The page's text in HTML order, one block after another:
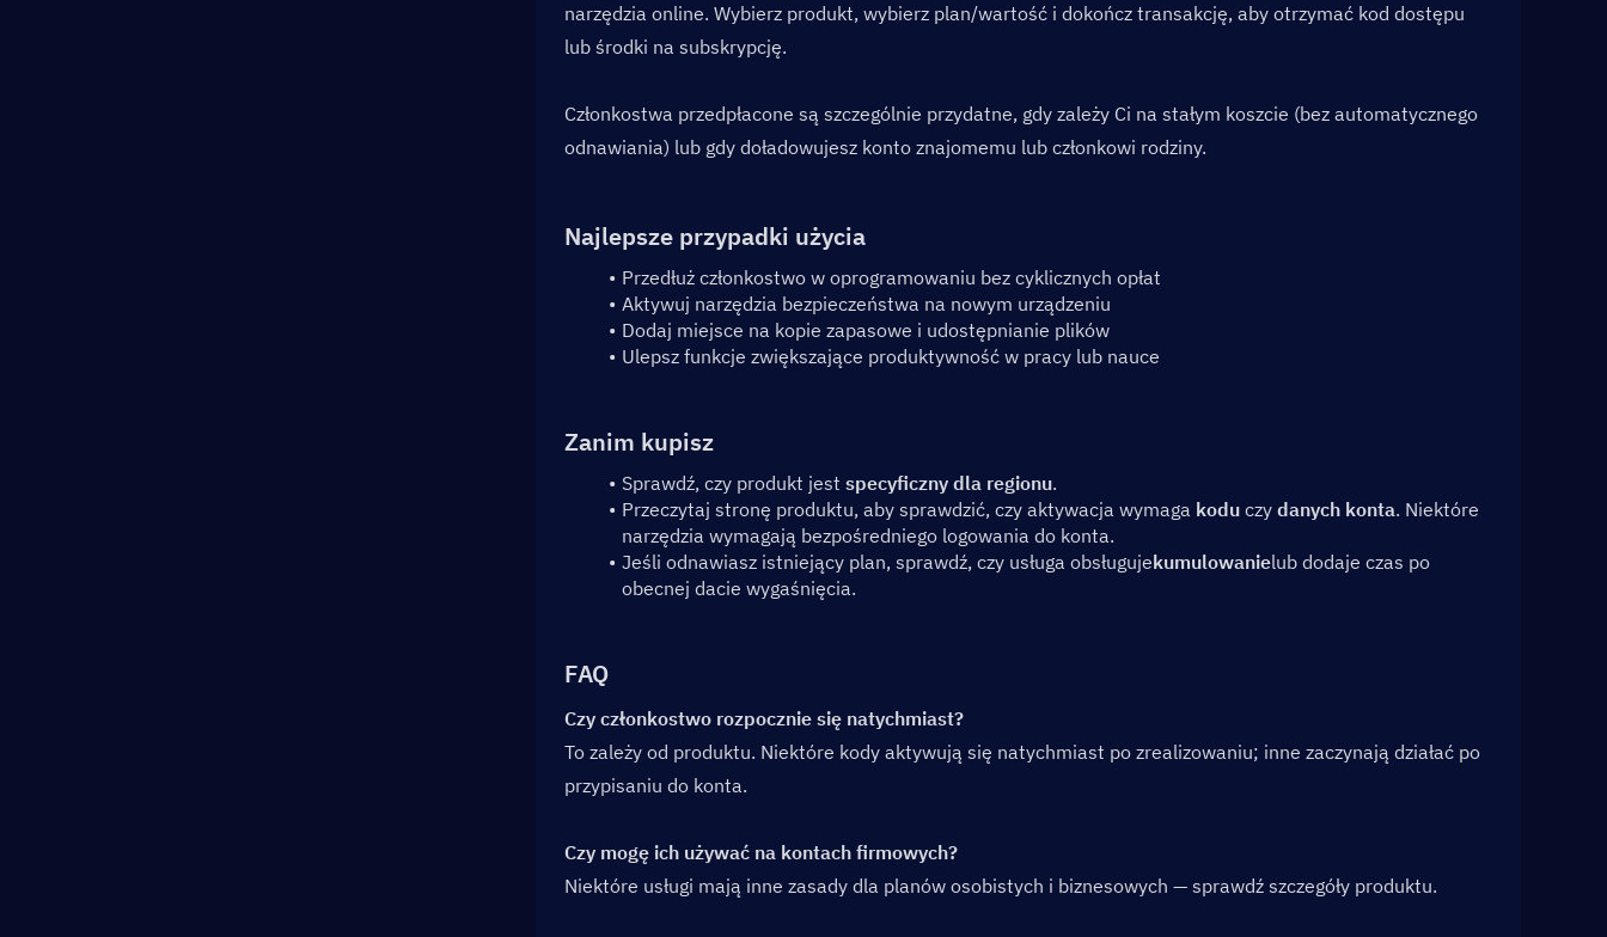
narzędzia online. Wybierz produkt, wybierz plan/wartość i dokończ transakcję, aby otrzymać kod dostępu
lub środki na subskrypcję.
Członkostwa przedpłacone są szczególnie przydatne, gdy zależy Ci na stałym koszcie (bez automatycznego
odnawiania) lub gdy doładowujesz konto znajomemu lub członkowi rodziny.
Najlepsze przypadki użycia
Przedłuż członkostwo w oprogramowaniu bez cyklicznych opłat
Aktywuj narzędzia bezpieczeństwa na nowym urządzeniu
Dodaj miejsce na kopie zapasowe i udostępnianie plików
Ulepsz funkcje zwiększające produktywność w pracy lub nauce
Zanim kupisz
Sprawdź, czy produkt jest specyficzny dla regionu.
Przeczytaj stronę produktu, aby sprawdzić, czy aktywacja wymaga kodu czy danych konta. Niektóre
narzędzia wymagają bezpośredniego logowania do konta.
Jeśli odnawiasz istniejący plan, sprawdź, czy usługa obsługujekumulowanielub dodaje czas po
obecnej dacie wygaśnięcia.
FAQ
Czy członkostwo rozpocznie się natychmiast?
To zależy od produktu. Niektóre kody aktywują się natychmiast po zrealizowaniu; inne zaczynają działać po
przypisaniu do konta.
Czy mogę ich używać na kontach firmowych?
Niektóre usługi mają inne zasady dla planów osobistych i biznesowych — sprawdź szczegóły produktu.